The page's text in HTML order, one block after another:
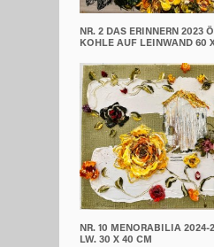
NR. 2 DAS ERINNERN 2023
KOHLE AUF LEINWAND 60
NR. 10 MENORABILIA 2024-
LW. 30 X 40 CM